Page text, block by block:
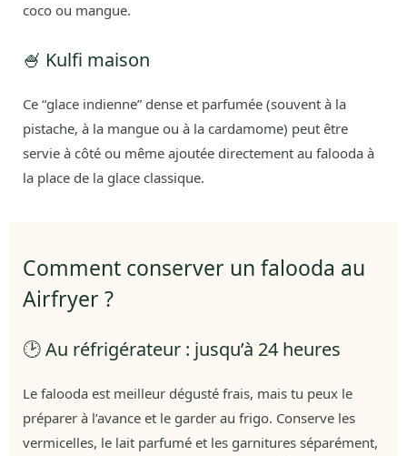
coco ou mangue.
🍧 Kulfi maison
Ce “glace indienne” dense et parfumée (souvent à la
pistache, à la mangue ou à la cardamome) peut être
servie à côté ou même ajoutée directement au falooda à
la place de la glace classique.
Comment conserver un falooda au
Airfryer ?
🕑 Au réfrigérateur : jusqu’à 24 heures
Le falooda est meilleur dégusté frais, mais tu peux le
préparer à l’avance et le garder au frigo. Conserve les
vermicelles, le lait parfumé et les garnitures séparément,